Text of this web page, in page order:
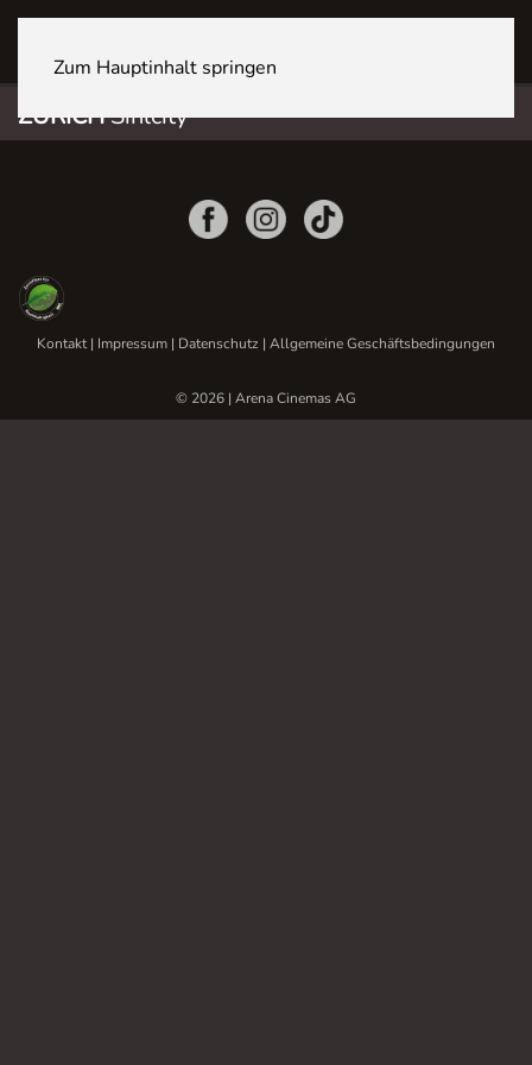
Zum Hauptinhalt springen
ZÜRICHSihlcity
Kontakt| Impressum | Datenschutz | Allgemeine Geschäftsbedingungen
© 2026 | Arena Cinemas AG